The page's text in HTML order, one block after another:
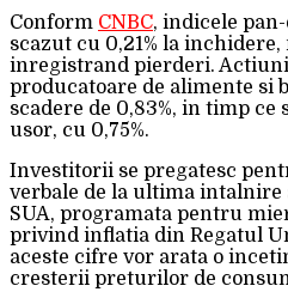
Conform CNBC, indicele
scazut cu 0,21% la
inregistrand pierderi.
producatoare de alimente si
scadere de 0,83%, in timp
usor, cu 0,75%.
Investitorii se pregatesc
verbale de la ultima intalnire
SUA, programata pentru
privind inflatia din Regatul
aceste cifre vor arata o
cresterii preturilor de